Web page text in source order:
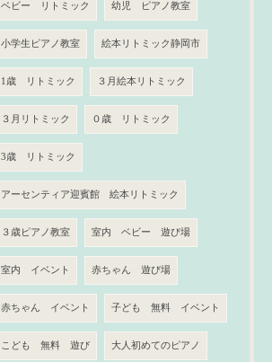
ベビー リトミック 幼児 ピアノ教室
小学生ピアノ教室 絵本リトミック静岡市
1歳 リトミック ３月絵本リトミック
３月リトミック ０歳 リトミック
3歳 リトミック
アーセンティア迎賓館 絵本リトミック
３歳ピアノ教室 室内 ベビー 遊び場
室内 イベント 赤ちゃん 遊び場
赤ちゃん イベント 子ども 無料 イベント
こども 無料 遊び 大人初めてのピアノ